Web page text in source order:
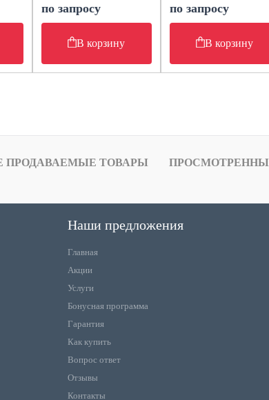
по запросу
В корзину
по запросу
В корзину
ПРОДАВАЕМЫЕ ТОВАРЫ
Наши предложения
Главная
Акции
Услуги
Бонусная программа
Гарантия
Как купить
Вопрос ответ
Отзывы
Контакты